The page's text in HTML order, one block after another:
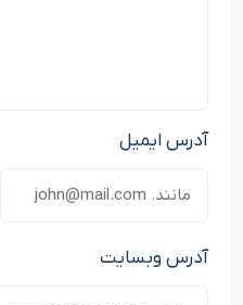
آدرس ایمیل
آدرس وبسایت